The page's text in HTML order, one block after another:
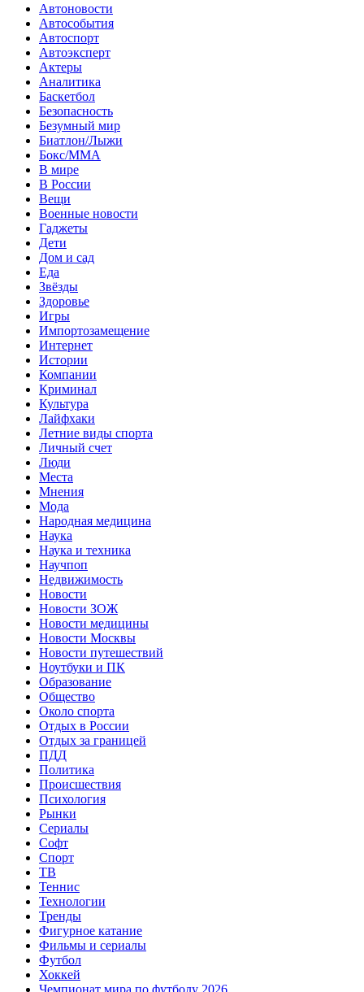
Автоновости
Автособытия
Автоспорт
Автоэксперт
Актеры
Аналитика
Баскетбол
Безопасность
Безумный мир
Биатлон/Лыжи
Бокс/MMA
В мире
В России
Вещи
Военные новости
Гаджеты
Дети
Дом и сад
Еда
Звёзды
Здоровье
Игры
Импортозамещение
Интернет
Истории
Компании
Криминал
Культура
Лайфхаки
Летние виды спорта
Личный счет
Люди
Места
Мнения
Мода
Народная медицина
Наука
Наука и техника
Научпоп
Недвижимость
Новости
Новости ЗОЖ
Новости медицины
Новости Москвы
Новости путешествий
Ноутбуки и ПК
Образование
Общество
Около спорта
Отдых в России
Отдых за границей
ПДД
Политика
Происшествия
Психология
Рынки
Сериалы
Софт
Спорт
ТВ
Теннис
Технологии
Тренды
Фигурное катание
Фильмы и сериалы
Футбол
Хоккей
Чемпионат мира по футболу 2026